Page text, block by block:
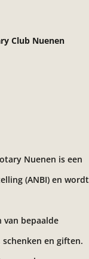
Club Nuenen
Nuenen is een
(ANBI) en wordt
van bepaalde
en giften.